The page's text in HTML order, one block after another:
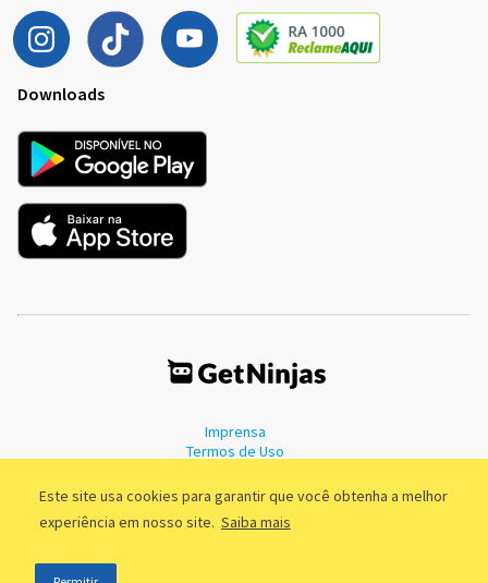
Este site usa cookies para garantir que você obtenha a melhor
experiência em nosso site. Saiba mais
Downloads
Imprensa
Termos de Uso
©2011 - 2026, GetNinjas LTDA. CNPJ 55.744.877/0001-89 - Rua Dr.